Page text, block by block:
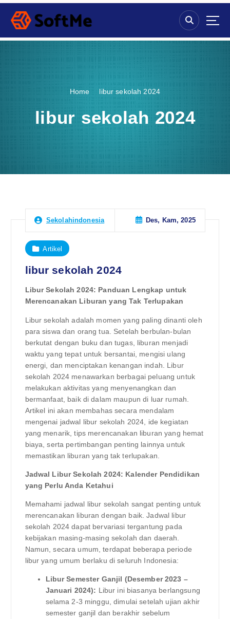
S
p
Home libur sekolah 2024
libur sekolah 2024
Sekolahindonesia Des, Kam, 2025
Artikel
libur sekolah 2024
Libur Sekolah 2024: Panduan Lengkap untuk
Merencanakan Liburan yang Tak Terlupakan
Libur sekolah adalah momen yang paling dinanti oleh
para siswa dan orang tua. Setelah berbulan-bulan
berkutat dengan buku dan tugas, liburan menjadi
waktu yang tepat untuk bersantai, mengisi ulang
energi, dan menciptakan kenangan indah. Libur
sekolah 2024 menawarkan berbagai peluang untuk
melakukan aktivitas yang menyenangkan dan
bermanfaat, baik di dalam maupun di luar rumah.
Artikel ini akan membahas secara mendalam
mengenai jadwal libur sekolah 2024, ide kegiatan
yang menarik, tips merencanakan liburan yang hemat
biaya, serta pertimbangan penting lainnya untuk
memastikan liburan yang tak terlupakan.
Jadwal Libur Sekolah 2024: Kalender Pendidikan
yang Perlu Anda Ketahui
Memahami jadwal libur sekolah sangat penting untuk
merencanakan liburan dengan baik. Jadwal libur
sekolah 2024 dapat bervariasi tergantung pada
kebijakan masing-masing sekolah dan daerah.
Namun, secara umum, terdapat beberapa periode
libur yang umum berlaku di seluruh Indonesia:
Libur Semester Ganjil (Desember 2023 –
Januari 2024): Libur ini biasanya berlangsung
selama 2-3 minggu, dimulai setelah ujian akhir
semester ganjil dan berakhir sebelum